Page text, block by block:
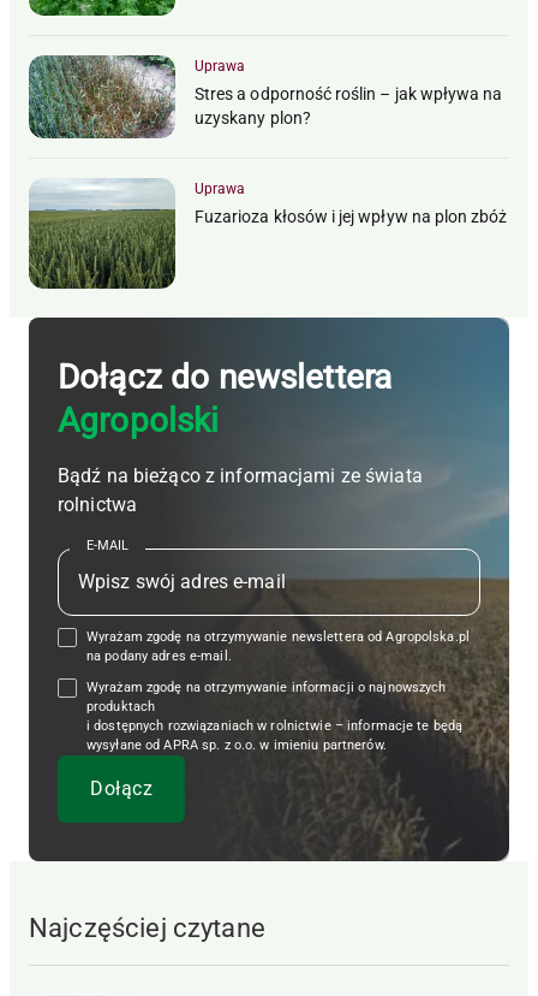
Uprawa
Stres a odporność roślin – jak wpływa na
uzyskany plon?
Uprawa
Fuzarioza kłosów i jej wpływ na plon zbóż
Dołącz do newslettera
Agropolski
Bądź na bieżąco z informacjami ze świata
rolnictwa
E-MAIL
Wyrażam zgodę na otrzymywanie newslettera od Agropolska.pl
na podany adres e-mail.
Wyrażam zgodę na otrzymywanie informacji o najnowszych
produktach
i dostępnych rozwiązaniach w rolnictwie – informacje te będą
wysyłane od APRA sp. z o.o. w imieniu partnerów.
Najczęściej czytane